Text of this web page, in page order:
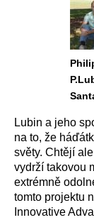
Lubin a jeho
na to, že
světy. Chtějí
vydrží takovou
extrémně
tomto projektu
Innovative